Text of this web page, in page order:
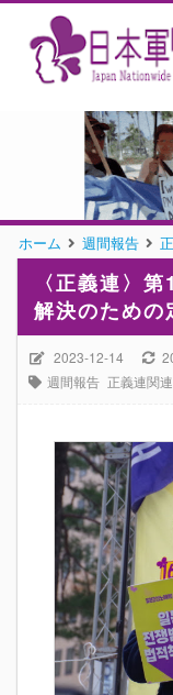
ホーム 週間報告
〈正義連〉
解決のため
2023-12-14
週間報告 正義連関連